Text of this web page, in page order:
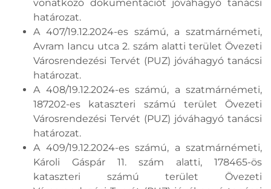
vonatkozó dokumentációt jóváhagyó tanácsi
határozat.
A 407/19.12.2024-es számú, a szatmárnémeti,
Avram Iancu utca 2. szám alatti terület Övezeti
Városrendezési Tervét (PUZ) jóváhagyó tanácsi
határozat.
A 408/19.12.2024-es számú, a szatmárnémeti,
187202-es kataszteri számú terület Övezeti
Városrendezési Tervét (PUZ) jóváhagyó tanácsi
határozat.
A 409/19.12.2024-es számú, a szatmárnémeti,
Károli Gáspár 11. szám alatti, 178465-ös
kataszteri számú terület Övezeti